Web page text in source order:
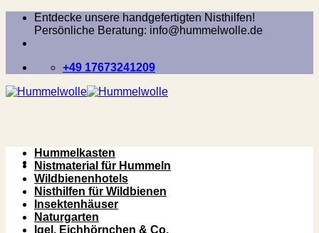
Zum
springen
Entdecke unsere handgefertigten Nisthilfen!
Persönliche Beratung: info@hummelwolle.de
+49 17673241209
Hummelkasten
Nistmaterial für Hummeln
Wildbienenhotels
Nisthilfen für Wildbienen
Insektenhäuser
Naturgarten
Igel, Eichhörnchen & Co.